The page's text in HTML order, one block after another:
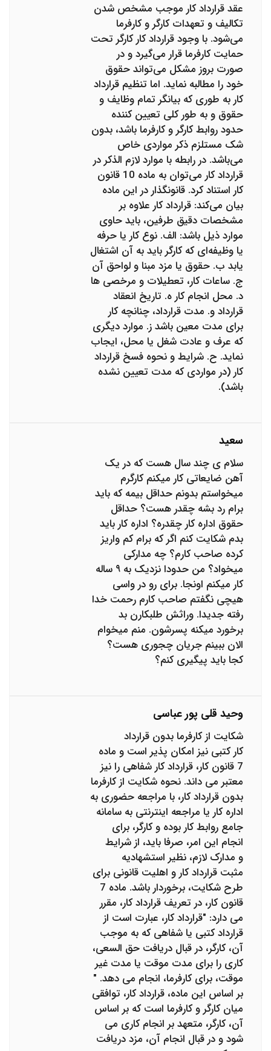
عقد قرارداد کار موجب مشخص شدن
تکالیف و تعهدات کارگر و کارفرما
می‌شود. با وجود قرارداد کار کارگر تحت
حمایت کارفرما قرار می‌گیرد و در
صورت بروز مشکل می‌تواند حقوق
خود را مطالبه نماید. اما تنظیم قرارداد
کار به طوری که بیانگر تمام وظایف و
حقوق و به طور کلی تعیین کننده
حدود روابط کارگر و کارفرما باشد، بدون
شک مستلزم ذکر مواردی خاص
می‌باشد. در رابطه با موارد لازم الذکر در
قرارداد کار می‌توان به ماده 10 قانون
کار استناد کرد. قانونگذار در این ماده
بیان می‌کند: قرارداد کار علاوه بر
مشخصات دقیق طرفین، باید حاوی
موارد ذیل باشد: الف. نوع کار یا حرفه
یا وظیفه‌ای که کارگر باید به آن اشتغال
یابد ب. حقوق یا مزد مبنا و لواحق آن
ج. ساعات کار، تعطیلات و مرخصی ها
د. محل انجام کار ه. تاریخ انعقاد
قرارداد و. مدت قرارداد، چنانچه کار
برای مدت معین باشد ز. موارد دیگری
که عرف و عادت شغل یا محل، ایجاب
نماید. ح. شرایط و نحوه فسخ قرارداد
کار (در مواردی که مدت تعیین نشده
باشد).
سعید
سلام ی چند سال هست که در یک
آهن ضایعاتی کار میکنم کارگرم
میخواستم بدونم حداقل بیمه که باید
برام رد بشه چقدر هست؟ حداقل
حقوق اداره کار چقدره؟ اداره کار باید
بدم شکایت کنم اگر که برام کم واریز
کرده صاحب کارم؟ چه مدارکی
میخواد؟ من حدودا نزدیک به ۹ ساله
کار میکنم اونجا. برای رو در واسی
هیچی نگفتم صاحب کارم رحمت خدا
رفته جدیدا. وراثش طلبکارن بد
برخورد میکنه پسرشون. منم میخوام
الان ببینم جریان چجوری هست؟
کجا باید پیگیری کنم؟
وحید قلی پور عباسی
شکایت از کارفرما بدون قرارداد
کار کتبی نیز امکان پذیر است و ماده
7 قانون کار، قرارداد کار شفاهی را نیز
معتبر می داند. نحوه شکایت از کارفرما
بدون قرارداد کار، با مراجعه حضوری به
اداره کار یا مراجعه اینترنتی به سامانه
جامع روابط کار بوده و کارگر، برای
انجام این امر، صرفا باید، از شرایط
و مدارک لازم، نظیر استشهادیه
مثبت قرارداد کار و اهلیت قانونی برای
طرح شکایت، برخوردار باشد. ماده 7
قانون کار، در تعریف قرارداد کار، مقرر
می دارد: "قرارداد کار، عبارت است از
قرارداد کتبی یا شفاهی که به موجب
آن، کارگر، در قبال دریافت حق‌ السعی،
کاری را برای مدت موقت یا مدت غیر‌
موقت، برای کارفرما، انجام می‌ دهد. "
بر اساس این ماده، قرارداد کار، توافقی
میان کارگر و کارفرما است که بر اساس
آن، کارگر، متعهد بر انجام کاری می
شود و در قبال انجام آن، مزد دریافت